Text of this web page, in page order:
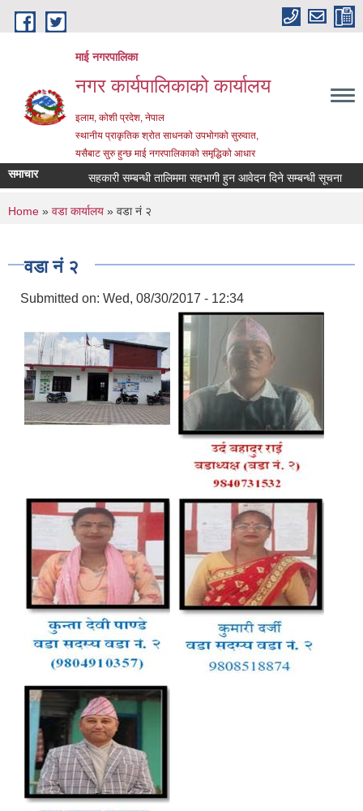
Skip to main content
माई नगरपालिका
नगर कार्यपालिकाको कार्यालय
इलाम, कोशी प्रदेश, नेपाल
स्थानीय प्राकृतिक श्रोत साधनको उपभोगको सुरुवात,
यसैबाट सुरु हुन्छ माई नगरपालिकाको समृद्धिको आधार
समाचार सहकारी सम्बन्धी तालिममा सहभागी हुन आवेदन दिने सम्बन्धी सूचना
You are here
Home » वडा कार्यालय » वडा नं २
वडा नं २
Submitted on: Wed, 08/30/2017 - 12:34